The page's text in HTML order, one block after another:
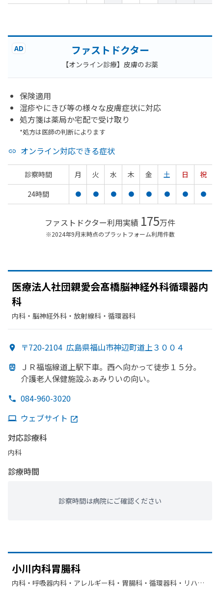
AD ファストドクター
【オンライン診療】皮膚のお薬
保険適用
湿疹やにきび等の様々な皮膚症状に対応
処方箋は薬局か宅配で受け取り
*処方は医師の判断によります
オンライン対応できる症状
診察時間 月 火 水 木 金 土 日
祝
24時間
● ● ● ● ● ● ● ●
ファストドクター利用実績 175万件
※2024年9月末時点のプラットフォーム利用件数
医療法人社団親愛会髙橋脳神経外科循環器内
科
内科・​脳神経外科・​放射線科・​循環器科
〒720-2104 広島県福山市神辺町道上３００４
ＪＲ福塩線道上駅下車。 西へ向かって徒歩１５分。
介護老人保健施設ふぁみりいの向い。
084-960-3020
ウェブサイト
対応診療科
内科
診療時間
診察時間は病院にご確認ください
小川内科胃腸科
内科・​呼吸器内科・​アレルギー科・​胃腸科・​循環器科・​リハビ